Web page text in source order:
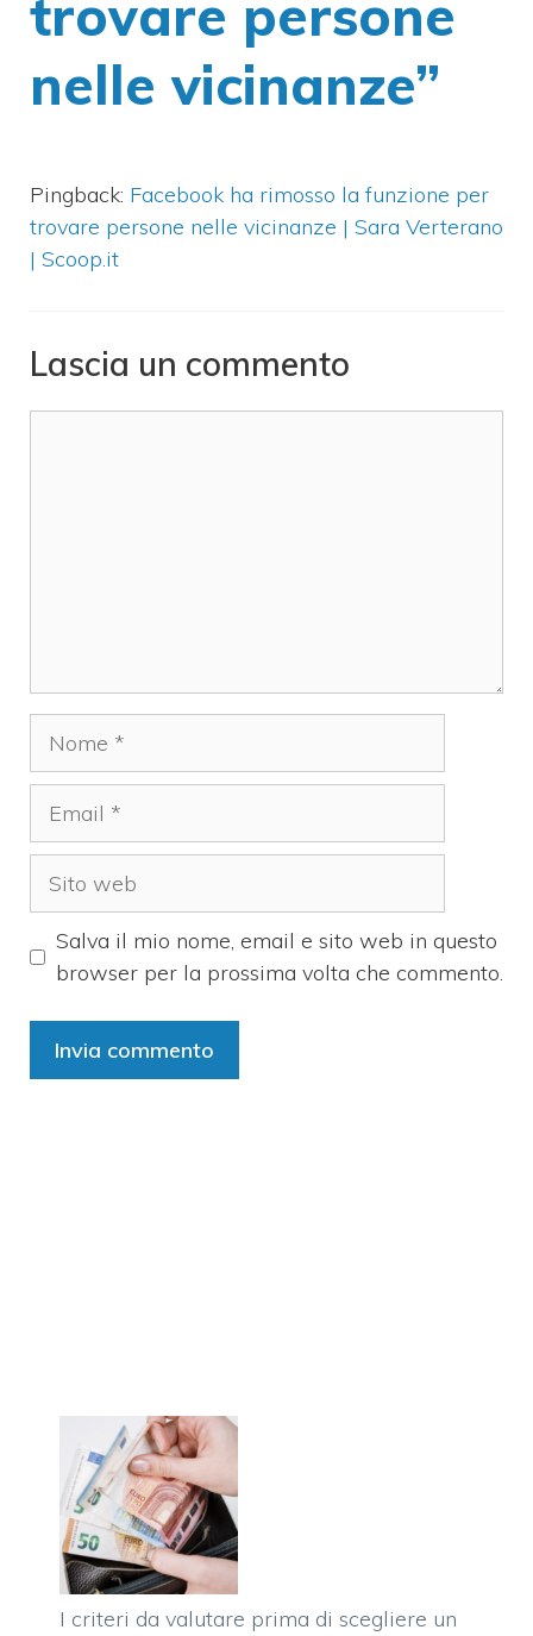
trovare persone
nelle vicinanze”
Pingback: Facebook ha rimosso la funzione per
trovare persone nelle vicinanze | Sara Verterano
| Scoop.it
Lascia un commento
Salva il mio nome, email e sito web in questo
browser per la prossima volta che commento.
I criteri da valutare prima di scegliere un